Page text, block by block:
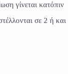
γίνεται κατόπιν
σε 2 ή και